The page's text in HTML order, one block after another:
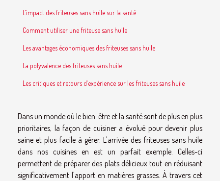
L'impact des friteuses sans huile sur la santé
Comment utiliser une friteuse sans huile
Les avantages économiques des friteuses sans huile
La polyvalence des friteuses sans huile
Les critiques et retours d'expérience sur les friteuses sans huile
Dans un monde où le bien-être et la santé sont de plus en plus
prioritaires, la façon de cuisiner a évolué pour devenir plus
saine et plus facile à gérer. L'arrivée des friteuses sans huile
dans nos cuisines en est un parfait exemple. Celles-ci
permettent de préparer des plats délicieux tout en réduisant
significativement l'apport en matières grasses. À travers cet